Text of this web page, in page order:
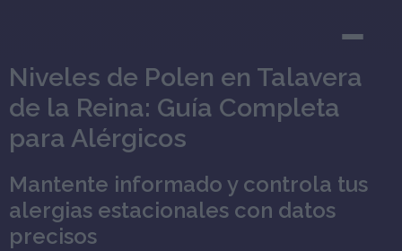
Niveles de Polen en Talavera
de la Reina: Guía Completa
para Alérgicos
Mantente informado y controla tus
alergias estacionales con datos
precisos